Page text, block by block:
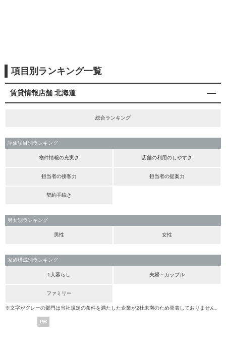
項目別ランキング一覧
賃貸情報店舗 北海道
総合ランキング
評価項目別ランキング
物件情報の充実さ 店舗の利用のしやすさ
担当者の接客力 担当者の提案力
契約手続き
男女別ランキング
男性 女性
家族構成別ランキング
1人暮らし 夫婦・カップル
ファミリー
※文字がグレーの部門は当社規定の条件を満たした企業が2社未満のため発表しておりません。
PR